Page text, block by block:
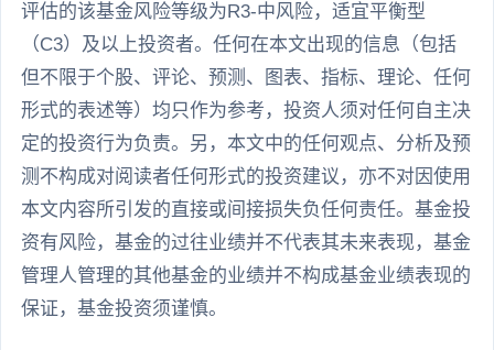
评估的该基金风险等级为R3-中风险，适宜平衡型
（C3）及以上投资者。任何在本文出现的信息（包括
但不限于个股、评论、预测、图表、指标、理论、任何
形式的表述等）均只作为参考，投资人须对任何自主决
定的投资行为负责。另，本文中的任何观点、分析及预
测不构成对阅读者任何形式的投资建议，亦不对因使用
本文内容所引发的直接或间接损失负任何责任。基金投
资有风险，基金的过往业绩并不代表其未来表现，基金
管理人管理的其他基金的业绩并不构成基金业绩表现的
保证，基金投资须谨慎。